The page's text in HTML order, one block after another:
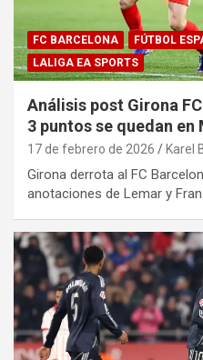
FC BARCELONA FÚTBOL
LALIGA EA SPORTS
Análisis post Girona
3 puntos se quedan
17 de febrero de 2026 Karel
Girona derrota al FC
anotaciones de Lemar y